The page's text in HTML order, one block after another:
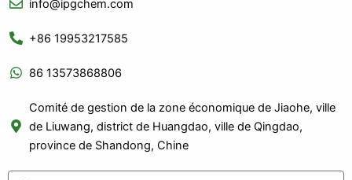
info@ipgchem.com
+86 19953217585
86 13573868806
Comité de gestion de la zone économique de Jiaohe, ville
de Liuwang, district de Huangdao, ville de Qingdao,
province de Shandong, Chine